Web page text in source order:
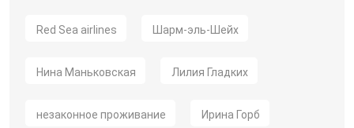
Red Sea airlines Шарм-эль-Шейх
Нина Маньковская Лилия Гладких
незаконное проживание Ирина Горб